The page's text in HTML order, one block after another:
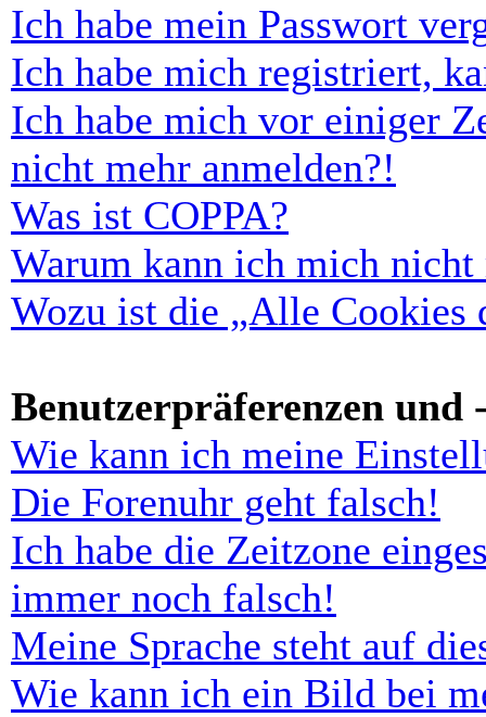
Ich habe mein Passwort
Ich habe mich registriert,
Ich habe mich vor einiger
nicht mehr anmelden?!
Was ist COPPA?
Warum kann ich mich nicht
Wozu ist die „Alle Cookies
Benutzerpräferenzen und
Wie kann ich meine
Die Forenuhr geht falsch!
Ich habe die Zeitzone
immer noch falsch!
Meine Sprache steht auf
Wie kann ich ein Bild bei